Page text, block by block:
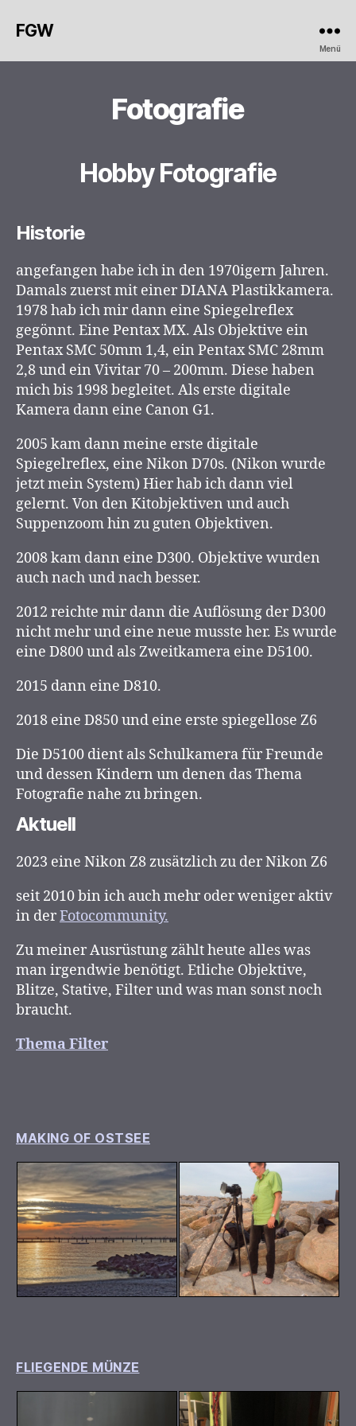
FGW
Menü
Fotografie
Hobby Fotografie
Historie
angefangen habe ich in den 1970igern Jahren.
Damals zuerst mit einer DIANA Plastikkamera.
1978 hab ich mir dann eine Spiegelreflex
gegönnt. Eine Pentax MX. Als Objektive ein
Pentax SMC 50mm 1,4, ein Pentax SMC 28mm
2,8 und ein Vivitar 70 – 200mm. Diese haben
mich bis 1998 begleitet. Als erste digitale
Kamera dann eine Canon G1.
2005 kam dann meine erste digitale
Spiegelreflex, eine Nikon D70s. (Nikon wurde
jetzt mein System) Hier hab ich dann viel
gelernt. Von den Kitobjektiven und auch
Suppenzoom hin zu guten Objektiven.
2008 kam dann eine D300. Objektive wurden
auch nach und nach besser.
2012 reichte mir dann die Auflösung der D300
nicht mehr und eine neue musste her. Es wurde
eine D800 und als Zweitkamera eine D5100.
2015 dann eine D810.
2018 eine D850 und eine erste spiegellose Z6
Die D5100 dient als Schulkamera für Freunde
und dessen Kindern um denen das Thema
Fotografie nahe zu bringen.
Aktuell
2023 eine Nikon Z8 zusätzlich zu der Nikon Z6
seit 2010 bin ich auch mehr oder weniger aktiv
in derFotocommunity.
Zu meiner Ausrüstung zählt heute alles was
man irgendwie benötigt. Etliche Objektive,
Blitze, Stative, Filter und was man sonst noch
braucht.
Thema Filter
MAKING OF OSTSEE
FLIEGENDE MÜNZE